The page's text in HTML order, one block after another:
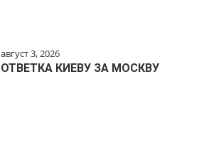
август 3, 2026
ОТВЕТКА КИЕВУ ЗА МОСКВУ